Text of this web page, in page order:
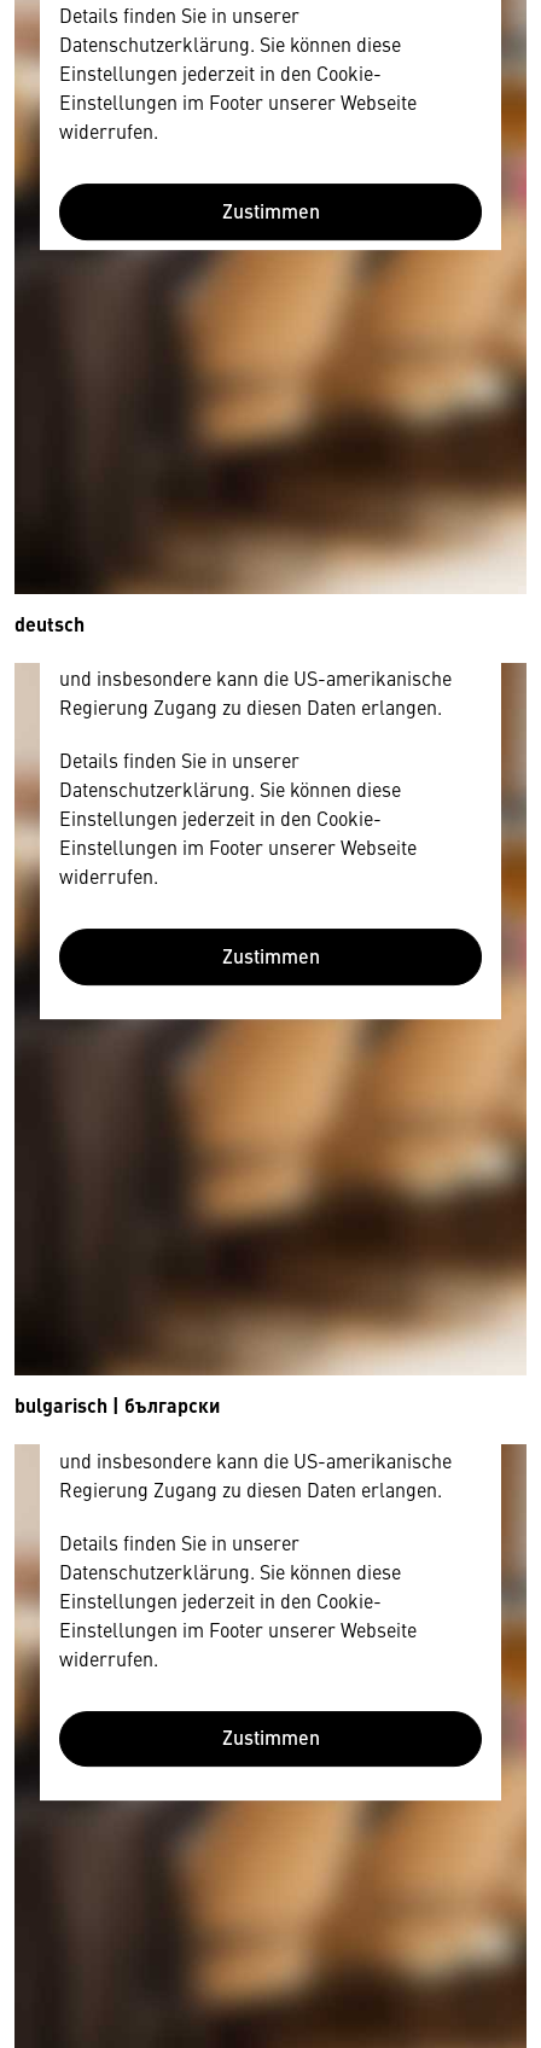
Details finden Sie in unserer
Datenschutzerklärung. Sie können diese
Einstellungen jederzeit in den Cookie-
Einstellungen im Footer unserer Webseite
widerrufen.
Zustimmen
deutsch
Wir benötigen Ihre Zustimmung
Hier würden wir Ihnen gerne einen externen
personenbezogene technische Daten zu Geräten
und Nutzerverhalten mitunter mit US-
amerikanischen Anbietern austauscht.
Diese Daten unterliegen keinem dem EU-
und insbesondere kann die US-amerikanische
Regierung Zugang zu diesen Daten erlangen.
Details finden Sie in unserer
Datenschutzerklärung. Sie können diese
Einstellungen jederzeit in den Cookie-
Einstellungen im Footer unserer Webseite
widerrufen.
Zustimmen
bulgarisch | български
Wir benötigen Ihre Zustimmung
Hier würden wir Ihnen gerne einen externen
Inhalt anzeigen. Dafür benötigen wir allerdings
personenbezogene technische Daten zu Geräten
und Nutzerverhalten mitunter mit US-
amerikanischen Anbietern austauscht.
Diese Daten unterliegen keinem dem EU-
und insbesondere kann die US-amerikanische
Regierung Zugang zu diesen Daten erlangen.
Details finden Sie in unserer
Datenschutzerklärung. Sie können diese
Einstellungen jederzeit in den Cookie-
Einstellungen im Footer unserer Webseite
widerrufen.
Zustimmen
Wir benötigen Ihre Zustimmung
Hier würden wir Ihnen gerne einen externen